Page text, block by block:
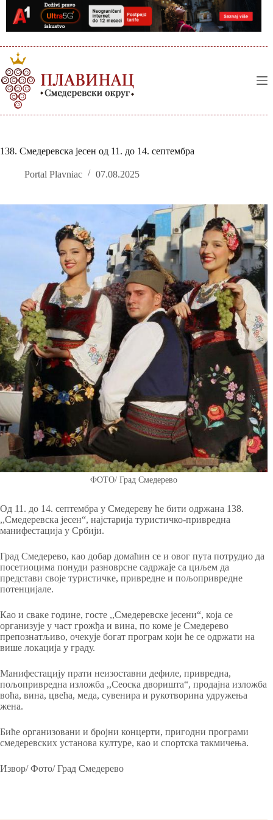
content
138. Смедеревска јесен од 11. до 14. септембра
Portal Plavniac 07.08.2025
ФОТО/ Град Смедерево
Од 11. до 14. септембра у Смедереву ће бити одржана 138.
,,Смедеревска јесен“, најстарија туристичко-привредна
манифестација у Србији.
Град Смедерево, као добар домаћин се и овог пута потрудио да
посетиоцима понуди разноврсне садржаје са циљем да
представи своје туристичке, привредне и пољопривредне
потенцијале.
Као и сваке године, госте ,,Смедеревске јесени“, која се
организује у част грожђа и вина, по коме је Смедерево
препознатљиво, очекује богат програм који ће се одржати на
више локација у граду.
Манифестацију прати неизоставни дефиле, привредна,
пољопривредна изложба ,,Сеоска дворишта“, продајна изложба
воћа, вина, цвећа, меда, сувенира и рукотворина удружења
жена.
Биће организовани и бројни концерти, пригодни програми
смедеревских установа културе, као и спортска такмичења.
Извор/ Фото/ Град Смедерево